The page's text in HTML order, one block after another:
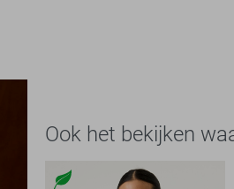
Ook het bekijken